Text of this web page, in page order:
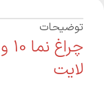
توضیحات
لایت